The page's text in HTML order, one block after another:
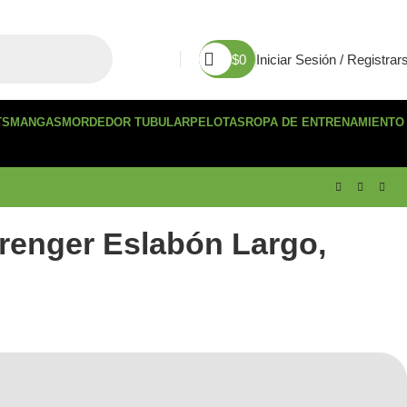
$0 Iniciar Sesión /
MANGAS MORDEDOR TUBULARPELOTAS ROPA DE ENTRENAMIENTO
Eslabón Largo,